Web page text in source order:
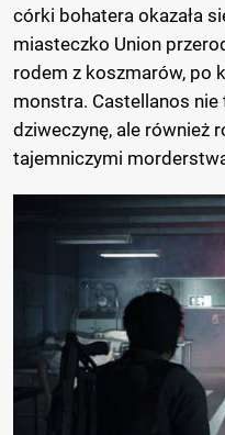
córki bohatera okazała
miasteczko Union
rodem z koszmarów, po
monstra. Castellanos
dziweczynę, ale również
tajemniczymi